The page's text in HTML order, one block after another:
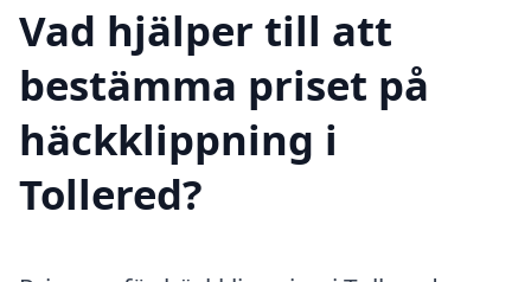
Vad hjälper till att
bestämma priset på
häckklippning i
Tollered?